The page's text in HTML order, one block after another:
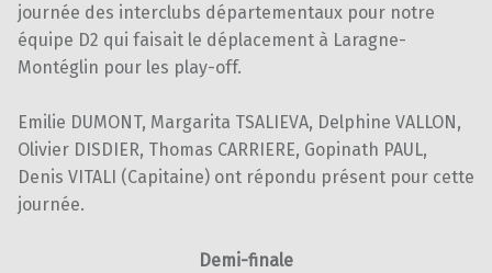
journée des interclubs départementaux pour notre
équipe D2 qui faisait le déplacement à Laragne-
Montéglin pour les play-off.
Emilie DUMONT, Margarita TSALIEVA, Delphine VALLON,
Olivier DISDIER, Thomas CARRIERE, Gopinath PAUL,
Denis VITALI (Capitaine) ont répondu présent pour cette
journée.
Demi-finale